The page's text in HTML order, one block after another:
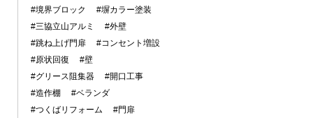
#境界ブロック
#塀カラー塗装
#三協立山アルミ
#外壁
#跳ね上げ門扉
#コンセント増設
#原状回復
#壁
#グリース阻集器
#開口工事
#造作棚
#ベランダ
#つくばリフォーム
#門扉